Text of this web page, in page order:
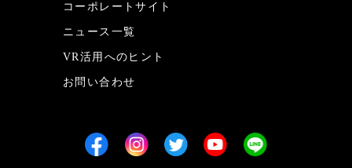
コーポレートサイト
ニュース一覧
VR活用へのヒント
お問い合わせ